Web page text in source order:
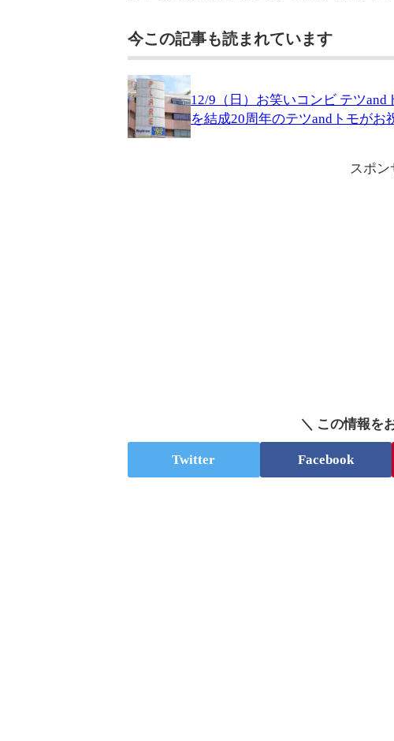
今この記事も読まれています
12/9（日）お笑いコンビ テツ
を結成20周年のテツandトモがお
スポン
＼ この情報を
Twitter Facebook